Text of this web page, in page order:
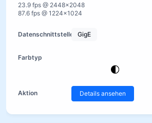
23.9 fps @ 2448×2048
87.6 fps @ 1224×1024
GigE
Details ansehen